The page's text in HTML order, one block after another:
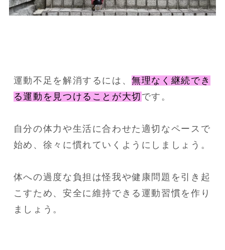
運動不足を解消するには、無理なく継続でき
る運動を見つけることが大切 です。
自分の体力や生活に合わせた適切なペースで
始め、徐々に慣れていくようにしましょう。
体への過度な負担は怪我や健康問題を引き起
こすため、安全に維持できる運動習慣を作り
ましょう。